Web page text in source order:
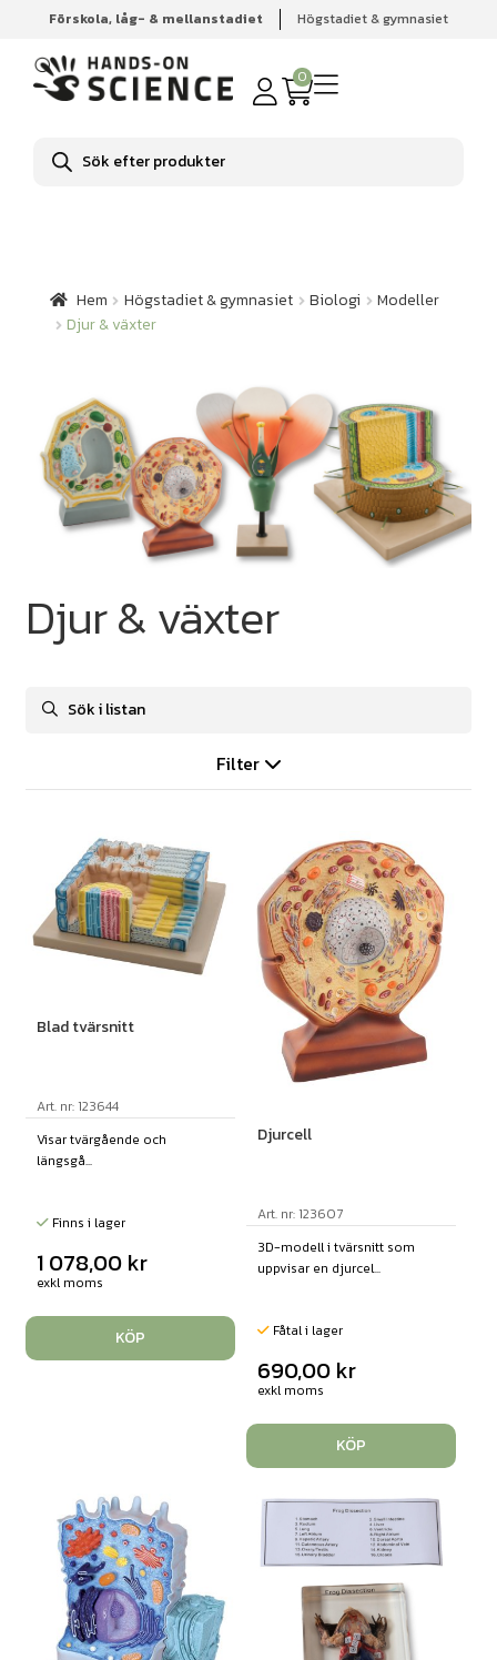
Förskola, låg- & mellanstadiet Högstadiet & gymnasiet
0
Produktsökning
Hem Högstadiet & gymnasiet Biologi Modeller
Djur
& växter
Hem Högstadiet & gymnasiet Biologi
Modeller
Djur & växter
Djur & växter
Filter
Blad tvärsnitt
Art. nr: 123644
Visar tvärgående och
längsgå...
Finns i lager
1 078,00 kr
exkl moms
KÖP
Djurcell
Art. nr: 123607
3D-modell i tvärsnitt som
uppvisar en djurcel...
Fåtal i lager
690,00 kr
exkl moms
KÖP